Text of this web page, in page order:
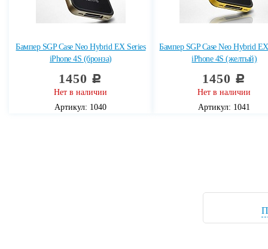
Бампер SGP Case Neo Hybrid EX Series
iPhone 4S (бронза)
1450 c
Нет в наличии
Артикул: 1040
Бампер SGP Case Neo Hybrid
iPhone 4S (желтый)
1450 c
Нет в наличии
Артикул: 1041